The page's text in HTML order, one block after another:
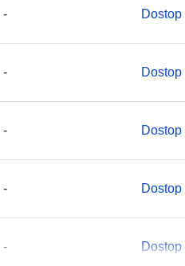
- Dostop
- Dostop
- Dostop
- Dostop
- Dostop